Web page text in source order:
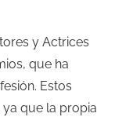
y Actrices
que ha
Estos
que la propia